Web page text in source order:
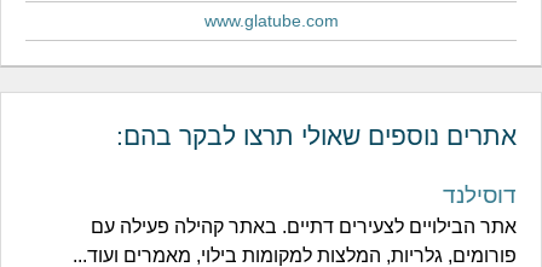
www.glatube.com
אתרים נוספים שאולי תרצו לבקר בהם:
דוסילנד
אתר הבילויים לצעירים דתיים. באתר קהילה פעילה עם
פורומים, גלריות, המלצות למקומות בילוי, מאמרים ועוד...